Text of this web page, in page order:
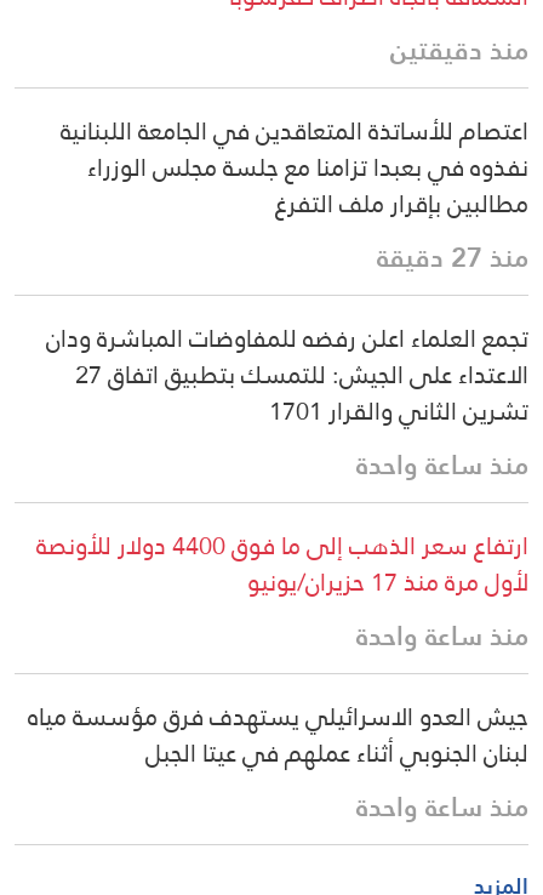
منذ دقيقتين
اعتصام للأساتذة المتعاقدين في الجامعة اللبنانية
نفذوه في بعبدا تزامنا مع جلسة مجلس الوزراء
مطالبين بإقرار ملف التفرغ
منذ 27 دقيقة
تجمع العلماء اعلن رفضه للمفاوضات المباشرة ودان
الاعتداء على الجيش: للتمسك بتطبيق اتفاق 27
تشرين الثاني والقرار 1701
منذ ساعة واحدة
ارتفاع سعر الذهب إلى ما فوق 4400 دولار للأونصة
لأول مرة منذ 17 حزيران/يونيو
منذ ساعة واحدة
جيش العدو الاسرائيلي يستهدف فرق مؤسسة مياه
لبنان الجنوبي أثناء عملهم في عيتا الجبل
منذ ساعة واحدة
المزيد